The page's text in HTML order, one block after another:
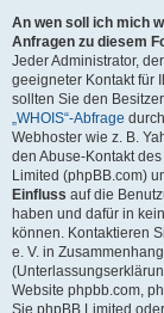
An wen soll ich mich
Anfragen zu diesem
Jeder Administrator,
geeigneter Kontakt für
sollten Sie den
„WHOIS“-Abfrage
Webhoster wie z. B.
den Abuse-Kontakt
Limited (phpBB.com)
Einfluss auf die
haben und dafür in
können. Kontaktieren
e. V. in
Website phpbb.com,
Sie phpBB Limited